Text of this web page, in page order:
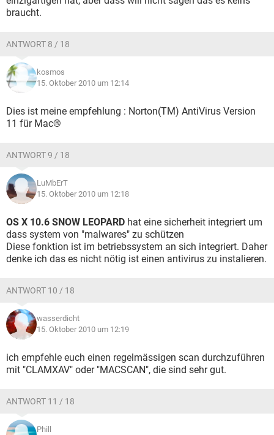
braucht.
ANTWORT 8 / 18
kosmos
15. Oktober 2010 um 12:14
Dies ist meine empfehlung : Norton(TM) AntiVirus Version
11 für Mac®
ANTWORT 9 / 18
LuMbErT
15. Oktober 2010 um 12:18
OS X 10.6 SNOW LEOPARD hat eine sicherheit integriert um
dass system von "malwares" zu schützen
Diese fonktion ist im betriebssystem an sich integriert. Daher
denke ich das es nicht nötig ist einen antivirus zu instalieren.
ANTWORT 10 / 18
wasserdicht
15. Oktober 2010 um 12:19
ich empfehle euch einen regelmässigen scan durchzuführen
mit "CLAMXAV" oder "MACSCAN", die sind sehr gut.
ANTWORT 11 / 18
Phill